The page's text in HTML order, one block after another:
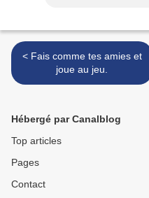
< Fais comme tes amies et
joue au jeu.
Hébergé par Canalblog
Top articles
Pages
Contact